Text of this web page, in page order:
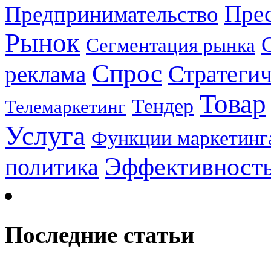
Предпринимательство
Рынок Сегментация рынка
реклама Спрос
Телемаркетинг Тендер Товар
Услуга Функции
политика
Последние статьи